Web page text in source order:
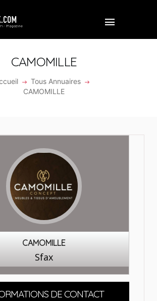
CAMOMILLE
Tous Annuaires
CAMOMILLE
BAITIK
CAMOMILLE
Sfax
DE CONTACT